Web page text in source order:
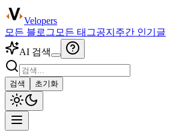
Velopers
모든 블로그 모든 태그공지 주간 인기글
AI 검색
검색 초기화